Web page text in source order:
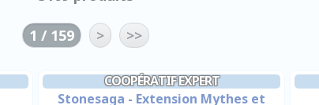
1 / 159 > >>
COOPÉRATIF EXPERT
Stonesaga - Extension Mythes et